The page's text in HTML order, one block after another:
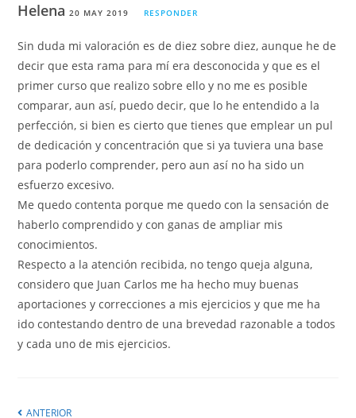
Helena20 MAY 2019 RESPONDER
Sin duda mi valoración es de diez sobre diez, aunque he de
decir que esta rama para mí era desconocida y que es el
primer curso que realizo sobre ello y no me es posible
comparar, aun así, puedo decir, que lo he entendido a la
perfección, si bien es cierto que tienes que emplear un pul
de dedicación y concentración que si ya tuviera una base
para poderlo comprender, pero aun así no ha sido un
esfuerzo excesivo.
Me quedo contenta porque me quedo con la sensación de
haberlo comprendido y con ganas de ampliar mis
conocimientos.
Respecto a la atención recibida, no tengo queja alguna,
considero que Juan Carlos me ha hecho muy buenas
aportaciones y correcciones a mis ejercicios y que me ha
ido contestando dentro de una brevedad razonable a todos
y cada uno de mis ejercicios.
ANTERIOR